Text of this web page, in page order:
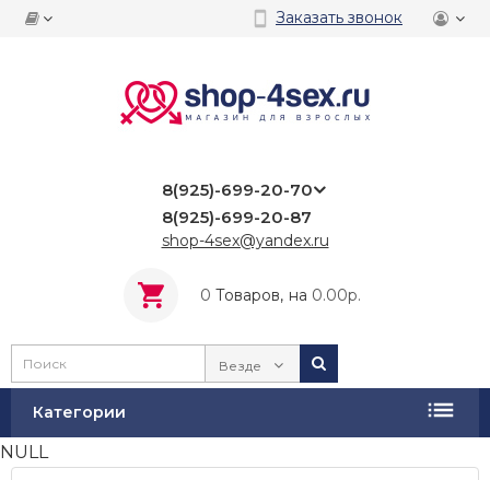
Заказать звонок
8(925)-699-20-70
8(925)-699-20-87
shop-4sex@yandex.ru
0 Tоваров, на 0.00р.
Везде
Категории
NULL